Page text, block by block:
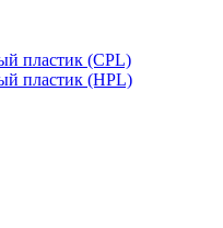
пластик (CPL)
пластик (HPL)